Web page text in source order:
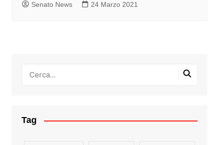
Senato News 24 Marzo 2021
Tag